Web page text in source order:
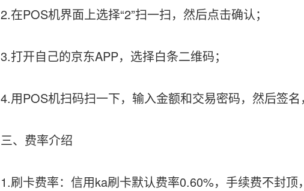
2.在POS机界面上选择“2”扫一扫，然后点击确认；
3.打开自己的京东APP，选择白条二维码；
4.用POS机扫码扫一下，输入金额和交易密码，然后签名
三、费率介绍
1.刷卡费率：信用ka刷卡默认费率0.60%，手续费不封顶